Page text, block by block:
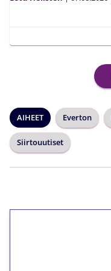
AIHEET Everton
Siirtouutiset